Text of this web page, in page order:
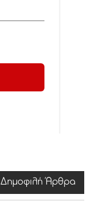
Δημοφιλή Άρθρα